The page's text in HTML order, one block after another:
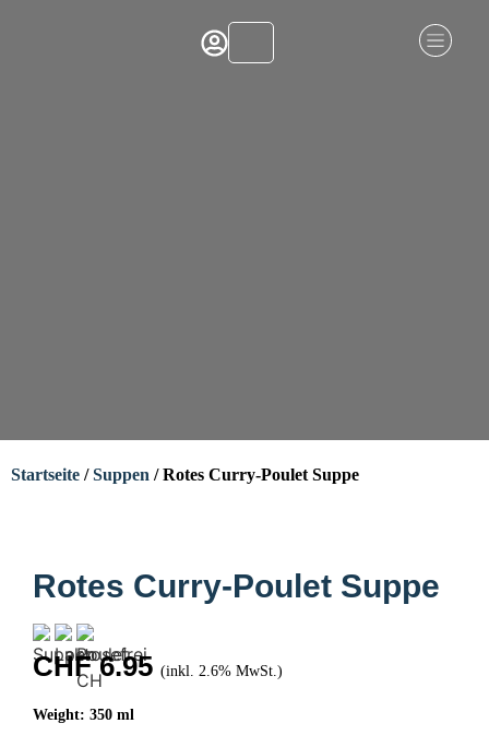
Startseite /Suppen / Rotes Curry-Poulet Suppe
Rotes Curry-Poulet Suppe
CHF6.95 (inkl. 2.6% MwSt.)
Weight: 350 ml